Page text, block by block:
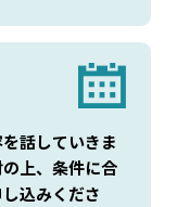
話していきま
上、条件に合
込みくださ